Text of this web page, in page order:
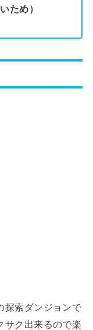
ため）
探索ダンジョンで
サク出来るので楽